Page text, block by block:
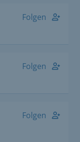
Folgen
Folgen
Folgen